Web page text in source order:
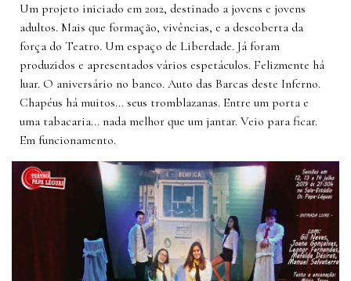
Um projeto iniciado em 2012, destinado a jovens e jovens
adultos. Mais que formação, vivências, e a descoberta da
força do Teatro. Um espaço de Liberdade. Já foram
produzidos e apresentados vários espetáculos. Felizmente há
luar. O aniversário no banco. Auto das Barcas deste Inferno.
Chapéus há muitos... seus tromblazanas. Entre um porta e
uma tabacaria... nada melhor que um jantar. Veio para ficar.
Em funcionamento.